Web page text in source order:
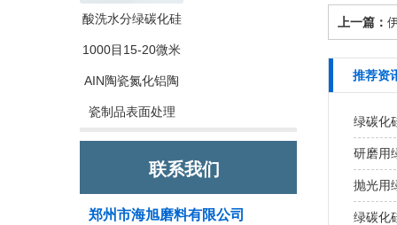
酸洗水分绿碳化硅
1000目15-20微米
AIN陶瓷氮化铝陶
瓷制品表面处理
联系我们
郑州市海旭磨料有限公司
上一篇：
推荐资
绿碳化
研磨用
抛光用
绿碳化